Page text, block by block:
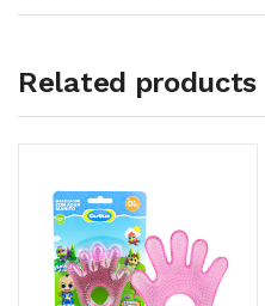
Related products